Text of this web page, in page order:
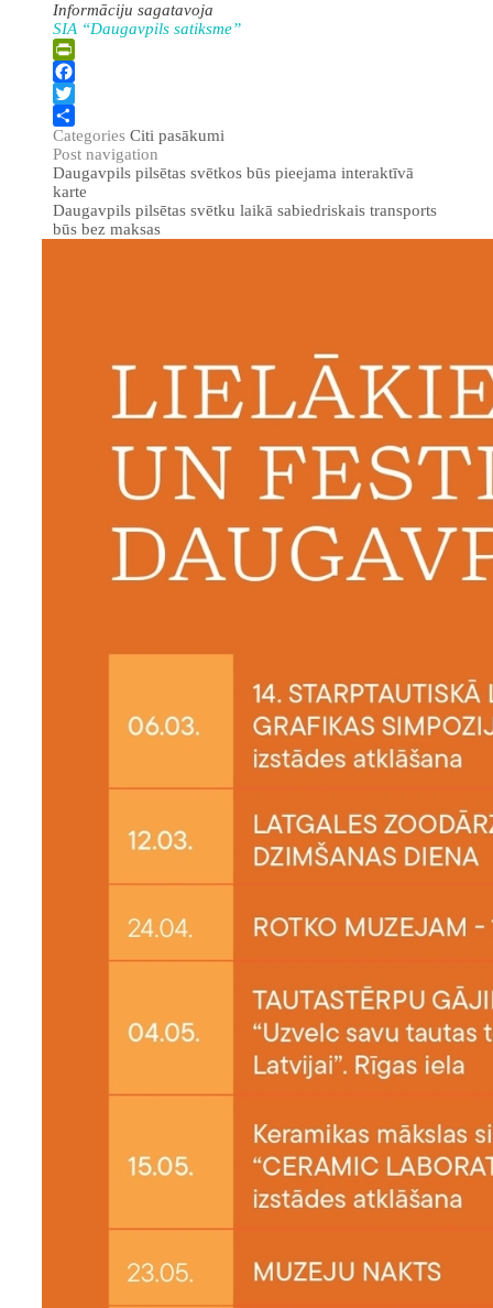
Informāciju sagatavoja
SIA “Daugavpils satiksme”
PrintFriendly
Facebook
Twitter
Share
Categories Citi pasākumi
Post navigation
Daugavpils pilsētas svētkos būs pieejama interaktīvā
karte
Daugavpils pilsētas svētku laikā sabiedriskais transports
būs bez maksas